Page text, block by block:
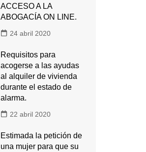
ACCESO A LA
ABOGACÍA ON LINE.
24 abril 2020
Requisitos para
acogerse a las ayudas
al alquiler de vivienda
durante el estado de
alarma.
22 abril 2020
Estimada la petición de
una mujer para que su